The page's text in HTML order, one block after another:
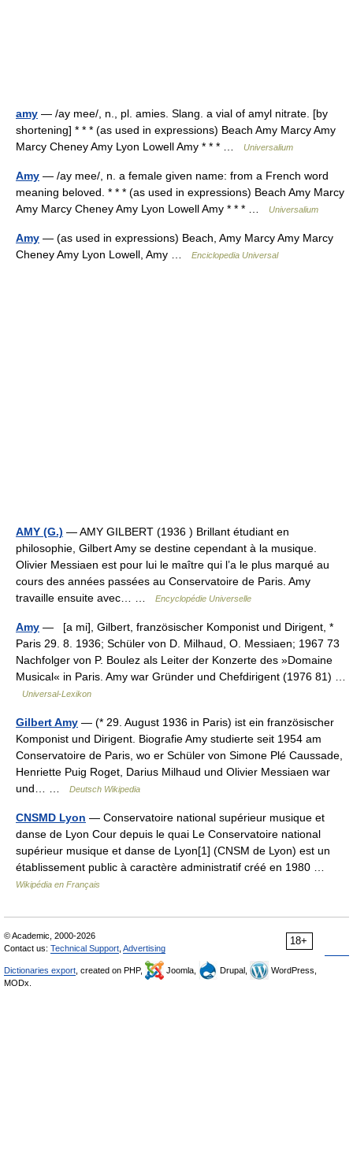
amy — /ay mee/, n., pl. amies. Slang. a vial of amyl nitrate. [by
shortening] * * * (as used in expressions) Beach Amy Marcy Amy
Marcy Cheney Amy Lyon Lowell Amy * * * …
Universalium
Amy — /ay mee/, n. a female given name: from a French word
meaning beloved. * * * (as used in expressions) Beach Amy Marcy
Amy Marcy Cheney Amy Lyon Lowell Amy * * * …
Universalium
Amy — (as used in expressions) Beach, Amy Marcy Amy Marcy
Cheney Amy Lyon Lowell, Amy …
Enciclopedia Universal
AMY (G.) — AMY GILBERT (1936 ) Brillant étudiant en
philosophie, Gilbert Amy se destine cependant à la musique.
Olivier Messiaen est pour lui le maître qui l’a le plus marqué au
cours des années passées au Conservatoire de Paris. Amy
travaille ensuite avec… …
Encyclopédie Universelle
Amy — [a mi], Gilbert, französischer Komponist und Dirigent, *
Paris 29. 8. 1936; Schüler von D. Milhaud, O. Messiaen; 1967 73
Nachfolger von P. Boulez als Leiter der Konzerte des »Domaine
Musical« in Paris. Amy war Gründer und Chefdirigent (1976 81) …
Universal-Lexikon
Gilbert Amy — (* 29. August 1936 in Paris) ist ein französischer
Komponist und Dirigent. Biografie Amy studierte seit 1954 am
Conservatoire de Paris, wo er Schüler von Simone Plé Caussade,
Henriette Puig Roget, Darius Milhaud und Olivier Messiaen war
und… …
Deutsch Wikipedia
CNSMD Lyon — Conservatoire national supérieur musique et
danse de Lyon Cour depuis le quai Le Conservatoire national
supérieur musique et danse de Lyon[1] (CNSM de Lyon) est un
établissement public à caractère administratif créé en 1980 …
Wikipédia en Français
18+
© Academic, 2000-2026
Contact us: Technical Support Advertising
Dictionaries export , created on PHP, Joomla, Drupal,
WordPress,
MODx.